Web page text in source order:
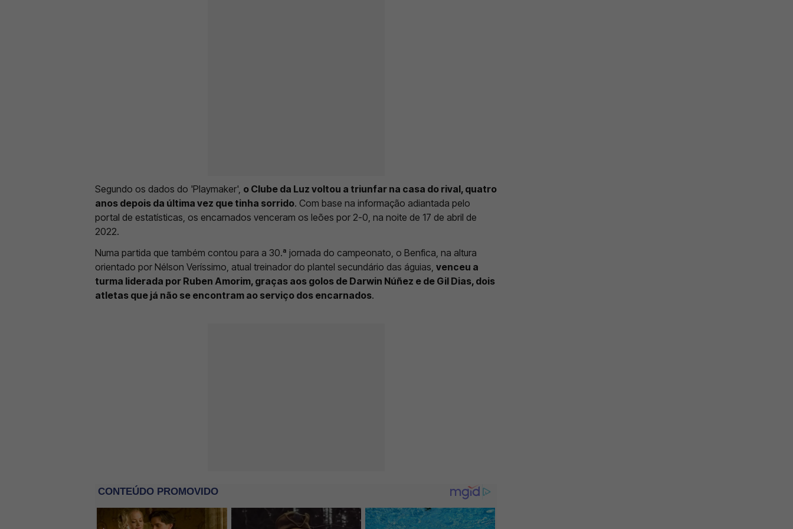
Segundo os dados do 'Playmaker', o Clube da Luz voltou a triunfar na casa do rival, quatro
anos depois da última vez que tinha sorrido. Com base na informação adiantada pelo
portal de estatísticas, os encarnados venceram os leões por 2-0, na noite de 17 de abril de
2022.
Numa partida que também contou para a 30.ª jornada do campeonato, o Benfica, na altura
orientado por Nélson Veríssimo, atual treinador do plantel secundário das águias, venceu a
turma liderada por Ruben Amorim, graças aos golos de Darwin Núñez e de Gil Dias, dois
atletas que já não se encontram ao serviço dos encarnados.